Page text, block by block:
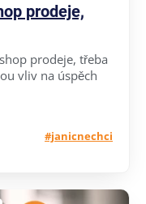
prodeje,
prodeje, třeba
vliv na úspěch
#janicnechci